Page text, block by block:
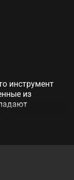
инструмент
из
и